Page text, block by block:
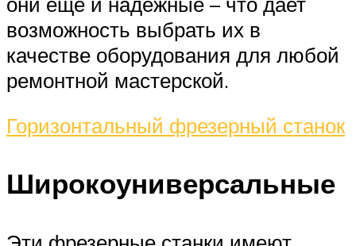
возможность выбрать их в
качестве оборудования для любой
ремонтной мастерской.
Горизонтальный фрезерный станок
Широкоуниверсальные